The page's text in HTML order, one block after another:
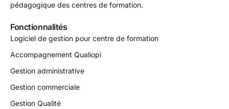
pédagogique des centres de formation.
Fonctionnalités
Logiciel de gestion pour centre de formation
Accompagnement Qualiopi
Gestion administrative
Gestion commerciale
Gestion Qualité